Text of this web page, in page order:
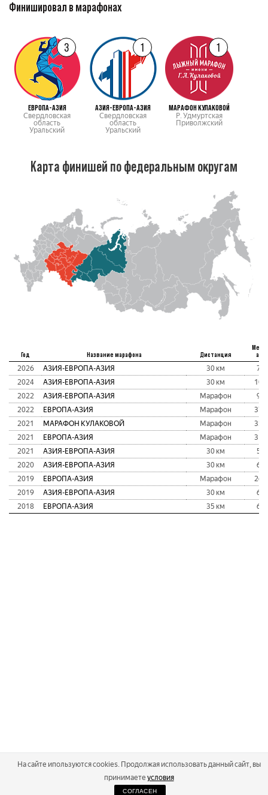
Финишировал в марафонах
3
ЕВРОПА-АЗИЯ
Свердловская
область
Уральский
1
АЗИЯ-ЕВРОПА-АЗИЯ
Свердловская
область
Уральский
1
МАРАФОН КУЛАКОВОЙ
Р. Удмуртская
Приволжский
Карта финишей по федеральным округам
Год Название марафона Дистанция
абс
2026 АЗИЯ-ЕВРОПА-АЗИЯ 30 км
73
2024
АЗИЯ-ЕВРОПА-АЗИЯ 30 км
105
2022
АЗИЯ-ЕВРОПА-АЗИЯ Марафон
90
2022
ЕВРОПА-АЗИЯ Марафон
379
2021
МАРАФОН КУЛАКОВОЙ Марафон
350
2021
ЕВРОПА-АЗИЯ Марафон
314
2021
АЗИЯ-ЕВРОПА-АЗИЯ 30 км
53
2020
АЗИЯ-ЕВРОПА-АЗИЯ 30 км
68
2019
ЕВРОПА-АЗИЯ Марафон
266
2019
АЗИЯ-ЕВРОПА-АЗИЯ 30 км
67
2018
ЕВРОПА-АЗИЯ 35 км 63
На сайте ипользуются cookies. Продолжая использовать данный сайт, вы
принимаете условия
СОГЛАСЕН